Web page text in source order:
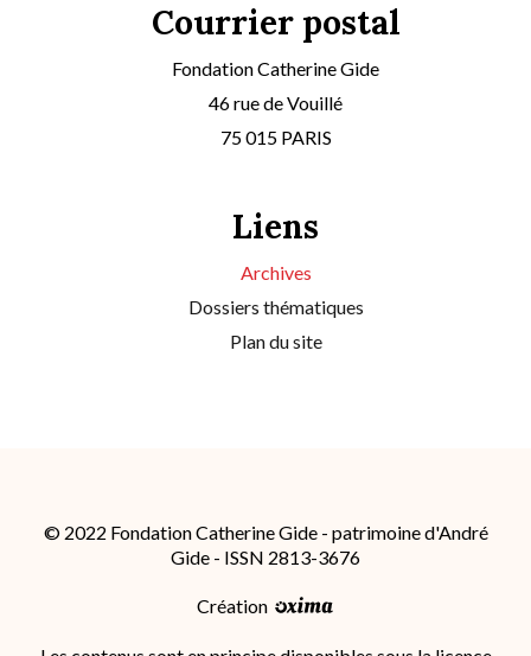
Courrier postal
Fondation Catherine Gide
46 rue de Vouillé
75 015 PARIS
Liens
Archives
Dossiers thématiques
Plan du site
© 2022 Fondation Catherine Gide - patrimoine d'André
Gide - ISSN 2813-3676
Création